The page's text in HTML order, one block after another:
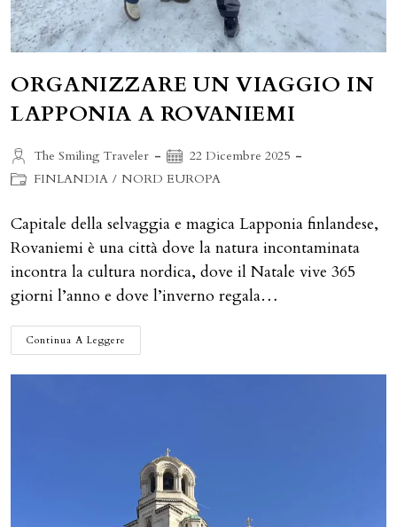
ORGANIZZARE UN VIAGGIO IN
LAPPONIA A ROVANIEMI
Autore
dell'articolo:
The Smiling Traveler
Articolo
pubblicato:
22 Dicembre 2025
CategoriaFINLANDIA / NORD EUROPA
Capitale della selvaggia e magica Lapponia finlandese,
Rovaniemi è una città dove la natura incontaminata
incontra la cultura nordica, dove il Natale vive 365
giorni l’anno e dove l’inverno regala…
Continua A Leggere
UN
IN